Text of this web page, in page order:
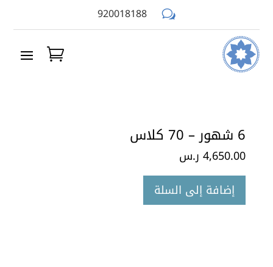
w
920018188
6 شهور – 70 كلاس
4,650.00 ر.س
إضافة إلى السلة